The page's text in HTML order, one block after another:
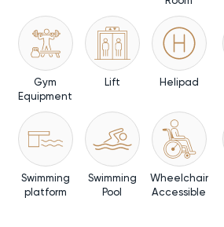
Gym
Equipment
Lift Helipad
Swimming
platform
Swimming
Pool
Wheelchair
Accessible